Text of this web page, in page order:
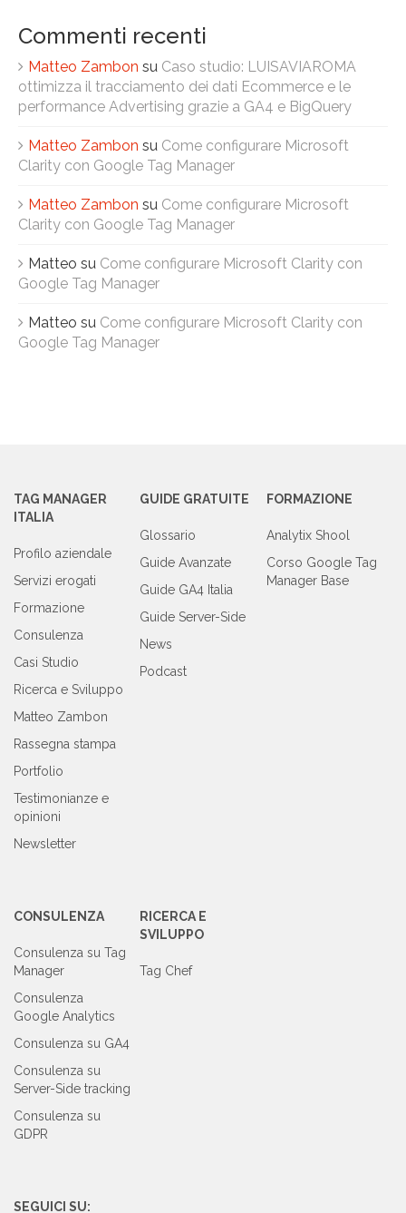
Commenti recenti
Matteo Zambon su Caso studio: LUISAVIAROMA
ottimizza il tracciamento dei dati Ecommerce e le
performance Advertising grazie a GA4 e BigQuery
Matteo Zambon su Come configurare Microsoft
Clarity con Google Tag Manager
Matteo Zambon su Come configurare Microsoft
Clarity con Google Tag Manager
Matteo su Come configurare Microsoft Clarity con
Google Tag Manager
Matteo su Come configurare Microsoft Clarity con
Google Tag Manager
TAG MANAGER
ITALIA
Profilo aziendale
Servizi erogati
Formazione
Consulenza
Casi Studio
Ricerca e Sviluppo
Matteo Zambon
Rassegna stampa
Portfolio
Testimonianze e
opinioni
Newsletter
GUIDE GRATUITE
Glossario
Guide Avanzate
Guide GA4 Italia
Guide Server-Side
News
Podcast
FORMAZIONE
Analytix Shool
Corso Google Tag
Manager Base
CONSULENZA
Consulenza su Tag
Manager
Consulenza
Google Analytics
Consulenza su GA4
Consulenza su
Server-Side tracking
Consulenza su
GDPR
RICERCA E
SVILUPPO
Tag Chef
SEGUICI SU: